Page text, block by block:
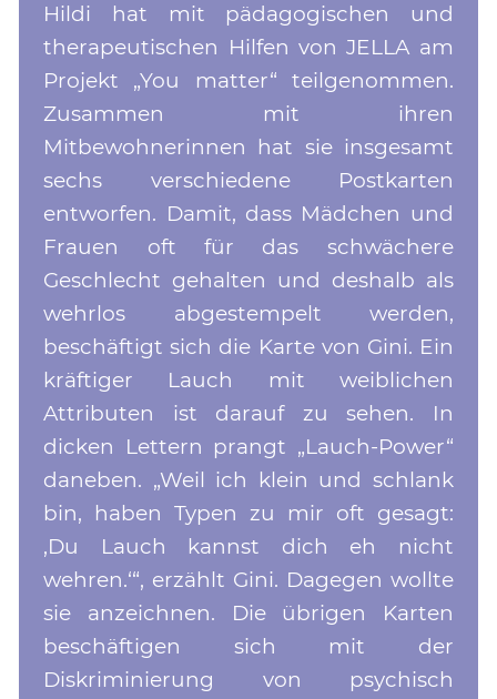
Hildi hat mit pädagogischen und
therapeutischen Hilfen von JELLA am
Projekt „You matter“ teilgenommen.
Zusammen mit ihren
Mitbewohnerinnen hat sie insgesamt
sechs verschiedene Postkarten
entworfen. Damit, dass Mädchen und
Frauen oft für das schwächere
Geschlecht gehalten und deshalb als
wehrlos abgestempelt werden,
beschäftigt sich die Karte von Gini. Ein
kräftiger Lauch mit weiblichen
Attributen ist darauf zu sehen. In
dicken Lettern prangt „Lauch-Power“
daneben. „Weil ich klein und schlank
bin, haben Typen zu mir oft gesagt:
,Du Lauch kannst dich eh nicht
wehren.‘“, erzählt Gini. Dagegen wollte
sie anzeichnen. Die übrigen Karten
beschäftigen sich mit der
Diskriminierung von psychisch